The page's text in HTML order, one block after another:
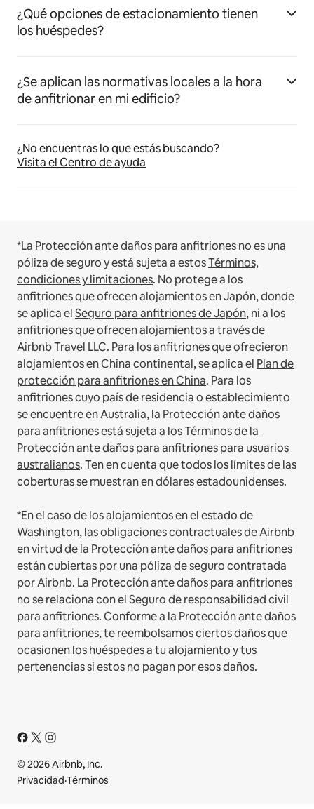
¿Qué opciones de estacionamiento tienen
los huéspedes?
¿Se aplican las normativas locales a la hora
de anfitrionar en mi edificio?
¿No encuentras lo que estás buscando?
Visita el Centro de ayuda
*La Protección ante daños para anfitriones no es una
póliza de seguro y está sujeta a estosTérminos,
condiciones y limitaciones. No protege a los
anfitriones que ofrecen alojamientos en Japón, donde
se aplica elSeguro para anfitriones de Japón, ni a los
anfitriones que ofrecen alojamientos a través de
Airbnb Travel LLC. Para los anfitriones que ofrecieron
alojamientos en China continental, se aplica el Plan de
protección para anfitriones en China. Para los
anfitriones cuyo país de residencia o establecimiento
se encuentre en Australia, la Protección ante daños
para anfitriones está sujeta a losTérminos de la
Protección ante daños para anfitriones para usuarios
australianos. Ten en cuenta que todos los límites de las
coberturas se muestran en dólares estadounidenses.
*En el caso de los alojamientos en el estado de
Washington, las obligaciones contractuales de Airbnb
en virtud de la Protección ante daños para anfitriones
están cubiertas por una póliza de seguro contratada
por Airbnb. La Protección ante daños para anfitriones
no se relaciona con el Seguro de responsabilidad civil
para anfitriones. Conforme a la Protección ante daños
para anfitriones, te reembolsamos ciertos daños que
ocasionen los huéspedes a tu alojamiento y tus
pertenencias si estos no pagan por esos daños.
© 2026 Airbnb, Inc.
Privacidad·Términos